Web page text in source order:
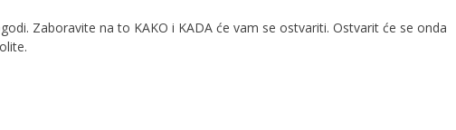
Zaboravite na to KAKO i KADA će vam se ostvariti. Ostvarit će se onda